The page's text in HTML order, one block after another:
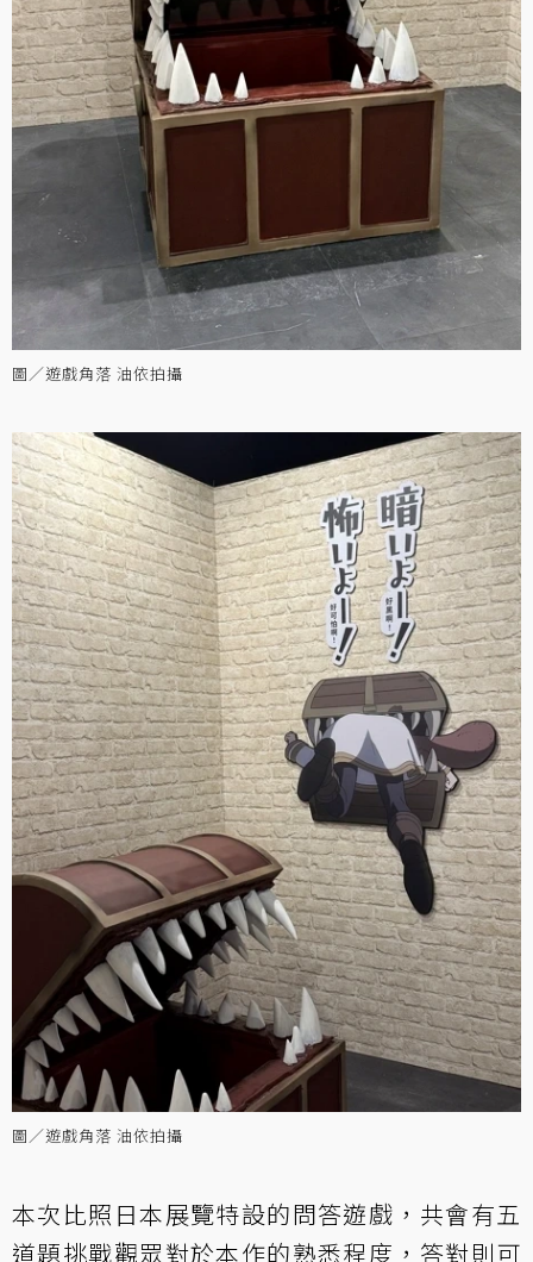
圖／遊戲角落 油依拍攝
圖／遊戲角落 油依拍攝
本次比照日本展覽特設的問答遊戲，共會有五
道題挑戰觀眾對於本作的熟悉程度，答對則可